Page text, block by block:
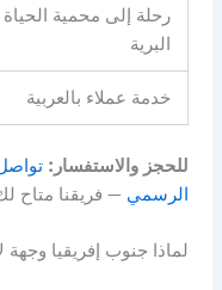
رحلة إلى محمية الحياة
البرية
خدمة عملاء بالعربية
للحجز والاستفسار:
الرسمي — فريقنا متاح لك 24/
لماذا جنوب إفريقيا